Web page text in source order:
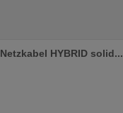
Netzkabel HYBRID solid...